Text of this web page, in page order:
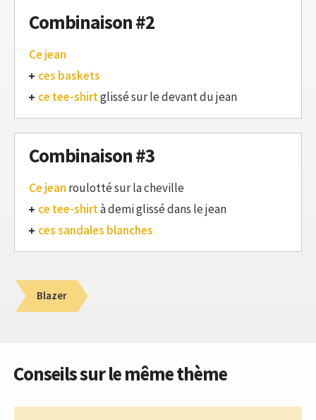
Combinaison #2
Ce jean
ces baskets
ce tee-shirtglissé sur le devant du jean
Combinaison #3
Ce jean roulotté sur la cheville
ce tee-shirtà demi glissé dans le jean
ces sandales blanches
Blazer
Conseils sur le même thème